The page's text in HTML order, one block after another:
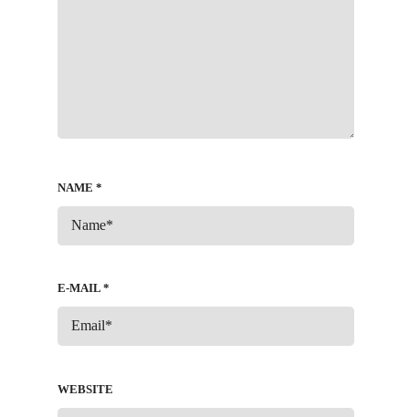
NAME *
E-MAIL *
WEBSITE